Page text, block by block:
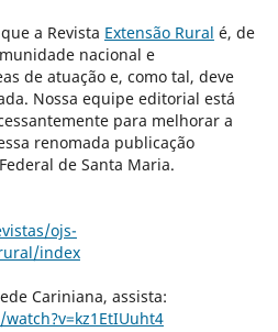
a Revista Extensão Rural é, de
nacional e
de atuação e, como tal, deve
Nossa equipe editorial está
para melhorar a
renomada publicação
de Santa Maria.
ojs-
index
Cariniana, assista: